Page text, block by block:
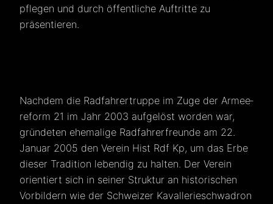
pflegen und durch öffentliche Auftritte zu
präsentieren.
Nachdem die Radfahrertruppe im Zuge der Armee­
reform 21 im Jahr 2003 aufgelöst worden war,
gründeten ehemalige Radfahrerfreunde am 22.
Januar 2005 den Verein Hist Rdf Kp, um das Erbe
dieser Tradition lebendig zu halten. Der Verein
orientiert sich in seiner Struktur an historischen
Vorbildern wie der Schweizer Kavallerieschwadron